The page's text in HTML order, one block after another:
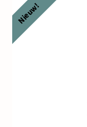
Nieuw!